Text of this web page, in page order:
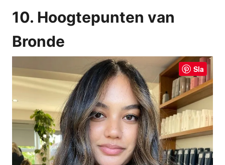
10. Hoogtepunten van
Bronde
Sla